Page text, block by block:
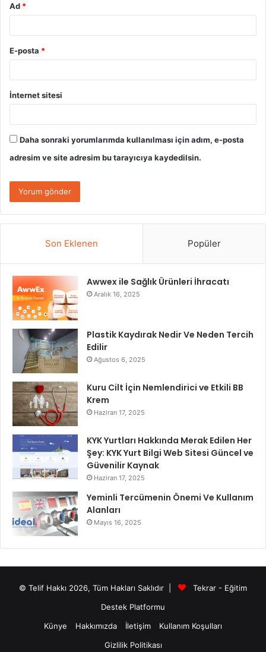
Ad *
E-posta *
İnternet sitesi
Daha sonraki yorumlarımda kullanılması için adım, e-posta
adresim ve site adresim bu tarayıcıya kaydedilsin.
Son Eklenen Popüler
Awwex ile Sağlık Ürünleri İhracatı
Aralık 16, 2025
Plastik Kaydırak Nedir Ve Neden Tercih
Edilir
Ağustos 6, 2025
Kuru Cilt İçin Nemlendirici ve Etkili BB
Krem
Haziran 17, 2025
KYK Yurtları Hakkında Merak Edilen Her
Şey: KYK Yurt Bilgi Web Sitesi Güncel ve
Güvenilir Kaynak
Haziran 17, 2025
Yeminli Tercümenin Önemi Ve Kullanım
Alanları
Mayıs 16, 2025
© Telif Hakkı 2026, Tüm Hakları Saklıdır |
Tekrar - Eğitim
Destek Platformu
Künye
Hakkımızda İletişim
Kullanım Koşulları
Gizlilik Politikası